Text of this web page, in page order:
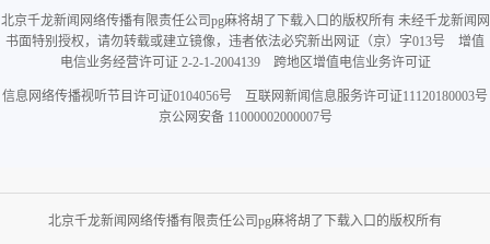
北京千龙新闻网络传播有限责任公司pg麻将胡了下载入口的版权所有 未经千龙新闻网
书面特别授权，请勿转载或建立镜像，违者依法必究新出网证（京）字013号 增值
电信业务经营许可证 2-2-1-2004139 跨地区增值电信业务许可证
信息网络传播视听节目许可证0104056号 互联网新闻信息服务许可证11120180003号
京公网安备 11000002000007号
北京千龙新闻网络传播有限责任公司pg麻将胡了下载入口的版权所有